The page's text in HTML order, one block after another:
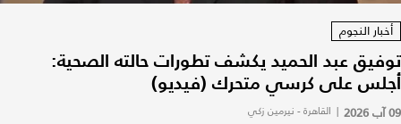
أخبار النجوم
توفيق عبد الحميد يكشف تطورات حالته الصحية:
أجلس على كرسي متحرك (فيديو)
09 آب 2026 | القاهرة - نيرمين زكي